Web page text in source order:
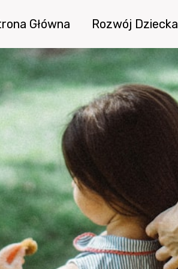
Główna Rozwój Dziecka